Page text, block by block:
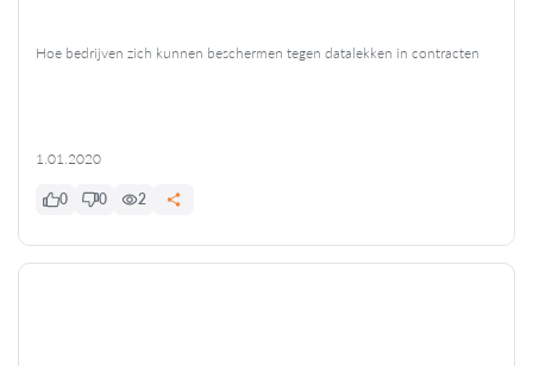
Hoe bedrijven zich kunnen beschermen tegen datalekken in contracten
1.01.2020
0 0 2